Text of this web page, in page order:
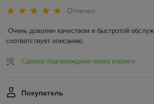
Отлично
Очень доволен качеством и быстротой
соответствует описанию.
Сделка подтверждена через корзину
Покупатель